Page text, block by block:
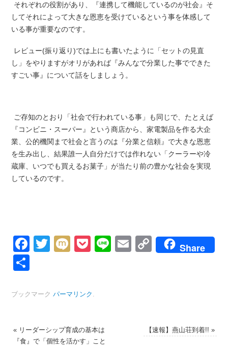
それぞれの役割があり、『連携して機能しているのが社会』そ
してそれによって大きな恩恵を受けているという事を体感して
いる事が重要なのです。
レビュー(振り返り)では上にも書いたように「セットの見直
し」をやりますがオリがあれば『みんなで分業した事でできた
すごい事』について話をしましょう。
ご存知のとおり「社会で行われている事」も同じで、たとえば
『コンビニ・スーパー』という商店から、家電製品を作る大企
業、公的機関まで社会と言うのは『分業と信頼』で大きな恩恵
を生み出し、結果誰一人自分だけでは作れない「クーラーや冷
蔵庫、いつでも買えるお菓子」が当たり前の豊かな社会を実現
しているのです。
Facebook
Twitter
MixiPocket
LineEmailCopyShare
ブックマーク パーマリンク .
«リーダーシップ育成の基本は
『食』で「個性を活かす」こと
【速報】燕山荘到着!!»